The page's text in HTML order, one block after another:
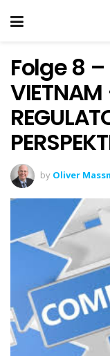
Folge 8 –
VIETNAM
by Oliver